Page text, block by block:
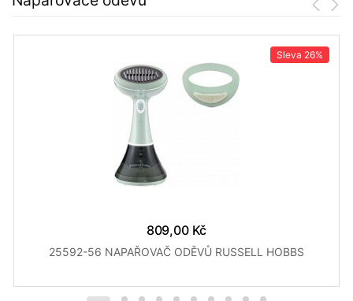
Sleva 26%
809,00 Kč
25592-56 NAPAŘOVAČ ODĚVŮ RUSSELL HOBBS